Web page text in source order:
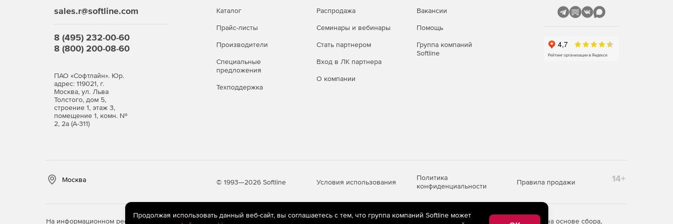
Мониторинг уязвимостей
Kaspersky Small Office Security позволяет исправить уязвимости в приложениях и отправляет
уведомления при попытке несанкционированного доступа к данным.
Ключевые функции Kaspersky Small Office Security
Защита всех корпоративных устройств
Защита устройств сотрудников: компьютеров с Windows, Mac и мобильных устройств Android.
Защита других устройств через ссылку по электронной почте. Можно удаленно заблокировать
файлы
Защита данных, включая критически важную информацию, в том числе сведения, составляющие
коммерческую тайну, и персональные данные клиентов.
sales.r@softline.com
8 (495) 232-00-60
8 (800) 200-08-60
ПАО «Софтлайн». Юр.
адрес: 119021, г.
Москва, ул. Льва
Толстого, дом 5,
строение 1, этаж 3,
помещение 1, комн. №
2, 2а (А-311)
Каталог
Прайс-листы
Производители
Специальные
предложения
Техподдержка
Распродажа
Семинары и вебинары
Стать партнером
Вход в ЛК партнера
О компании
Вакансии
Помощь
Группа компаний
Softline
Москва © 1993—2026 Softline Условия использования
Политика
конфиденциальности
Правила продажи 14+
На информационном ресурсе store.softline.ru применяются рекомендательные технологии (информационные технологии предоставления информации на основе сбора,
Продолжая использовать данный веб-сайт, вы соглашаетесь с тем, что группа компаний Softline может